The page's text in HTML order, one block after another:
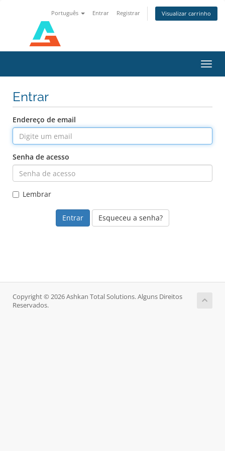
Português Entrar Registrar Visualizar carrinho
Entrar
Endereço de email
Senha de acesso
Lembrar
Esqueceu a senha?
Copyright © 2026 Ashkan Total Solutions. Alguns Direitos
Reservados.